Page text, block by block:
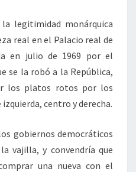
legitimidad monárquica
real en el Palacio real de
en julio de 1969 por el
se la robó a la República,
los platos rotos por los
centro y derecha.
gobiernos democráticos
vajilla, y convendría que
una nueva con el